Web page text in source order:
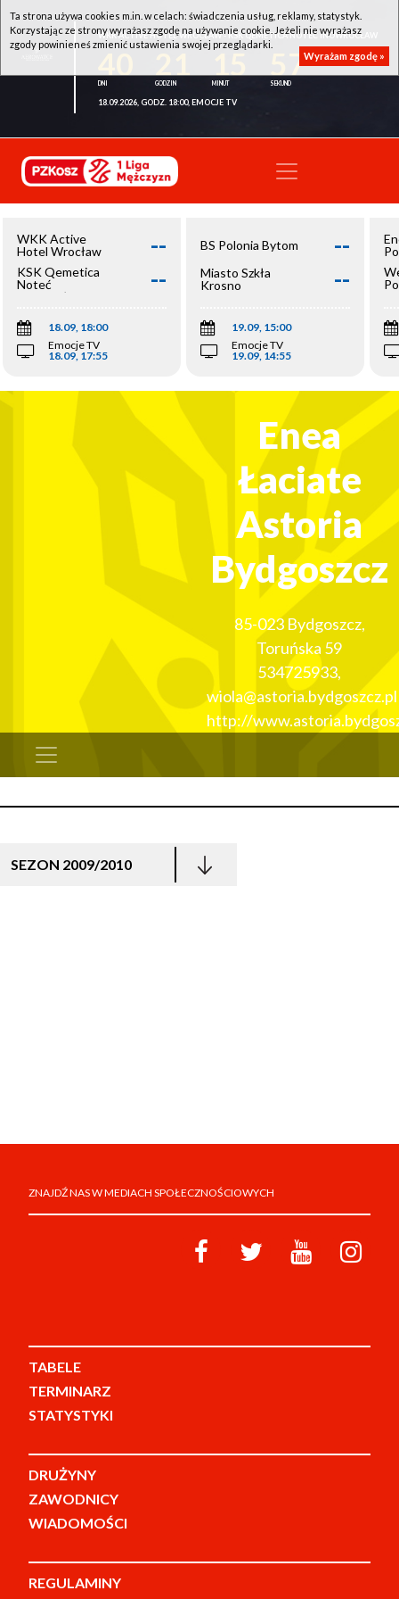
WKK ACTIVE HOTEL WROCŁAW - KSK QEMETICA NOTEĆ INOWROCŁAW
56
18.09.2026, GODZ. 18:00, EMOCJE TV
WKK Active
Hotel Wrocław
--
KSK Qemetica
Noteć
Inowrocław
--
18.09, 18:00
Emocje TV
18.09, 17:55
BS Polonia Bytom --
Miasto Szkła
Krosno
--
19.09, 15:00
Emocje TV
19.09, 14:55
Enea
Łaciate
Astoria
Bydgoszcz
85-023 Bydgoszcz,
Toruńska 59
534725933,
wiola@astoria.bydgoszcz.pl
http://
SEZON 2009/2010
ZNAJDŹ NAS W MEDIACH SPOŁECZNOŚCIOWYCH
TABELE
TERMINARZ
STATYSTYKI
DRUŻYNY
ZAWODNICY
WIADOMOŚCI
REGULAMINY
Ta strona używa cookies m.in. w celach: świadczenia usług, reklamy, statystyk.
Korzystając ze strony wyrażasz zgodę na używanie cookie. Jeżeli nie wyrażasz
zgody powinieneś zmienić ustawienia swojej przeglądarki.
Wyrażam zgodę »